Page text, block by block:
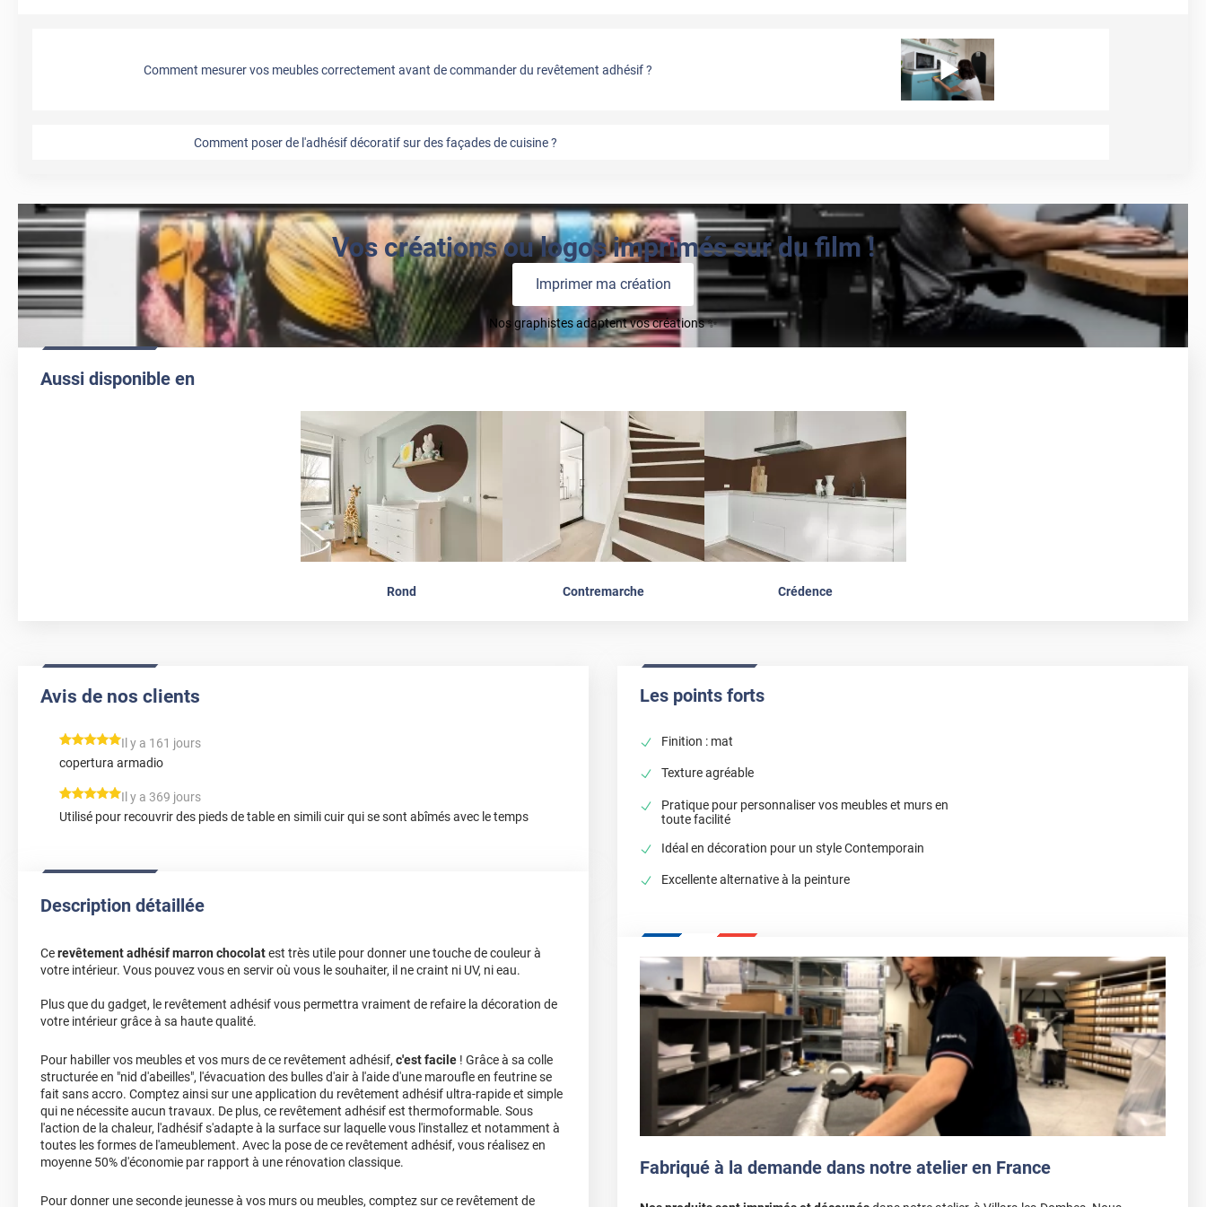
Comment mesurer vos meubles correctement avant de commander du revêtement adhésif ?
Comment poser de l'adhésif décoratif sur des façades de cuisine ?
Vos créations ou logos imprimés sur du film !
Imprimer ma création
Nos graphistes adaptent vos créations ✨
Aussi disponible en
Rond Contremarche Crédence
Avis de nos clients
*****
Il y a 161 jours
copertura armadio
*****
Il y a 369 jours
Utilisé pour recouvrir des pieds de table en simili cuir qui se sont abîmés avec le temps
Description détaillée
Cerevêtement adhésif marron chocolatest très utile pour donner une touche de couleur à
votre intérieur. Vous pouvez vous en servir où vous le souhaiter, il ne craint ni UV, ni eau.
Plus que du gadget, le revêtement adhésif vous permettra vraiment de refaire la décoration de
votre intérieur grâce à sa haute qualité.
Pour habiller vos meubles et vos murs de ce revêtement adhésif, c'est facile ! Grâce à sa colle
structurée en "nid d'abeilles", l'évacuation des bulles d'air à l'aide d'une maroufle en feutrine se
fait sans accro. Comptez ainsi sur une application du revêtement adhésif ultra-rapide et simple
qui ne nécessite aucun travaux. De plus, ce revêtement adhésif est thermoformable. Sous
l'action de la chaleur, l'adhésif s'adapte à la surface sur laquelle vous l'installez et notamment à
toutes les formes de l'ameublement. Avec la pose de ce revêtement adhésif, vous réalisez en
moyenne 50% d'économie par rapport à une rénovation classique.
Pour donner une seconde jeunesse à vos murs ou meubles, comptez sur ce revêtement de
Les points forts
Finition : mat
Texture agréable
Pratique pour personnaliser vos meubles et murs en
toute facilité
Idéal en décoration pour un style Contemporain
Excellente alternative à la peinture
Fabriqué à la demande dans notre atelier en France